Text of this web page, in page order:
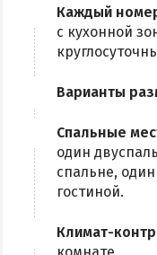
Генический маяк
ПИТАНИЕ
РАЗВЛЕЧЕНИЯ
Аквапарк
Дельфинарий
Виндсерфинг
Каждый
с кухонной
Варианты
Спальные
один
спальне,
гостиной.
Климат-